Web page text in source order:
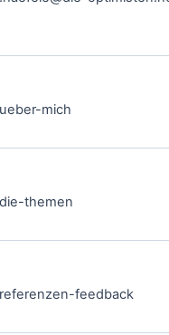
mich
themen
feedback